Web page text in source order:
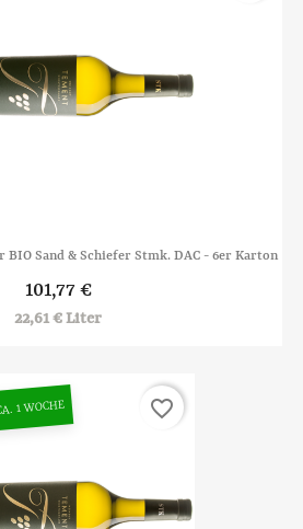
Sand & Schiefer Stmk. DAC - 6er Karton
101,77 €
22,61 € Liter
1 WOCHE favorite_border